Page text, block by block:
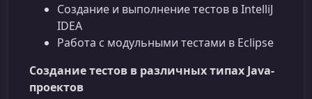
Создание и выполнение тестов в IntelliJ
IDEA
Работа с модульными тестами в Eclipse
Создание тестов в различных типах Java-
проектов